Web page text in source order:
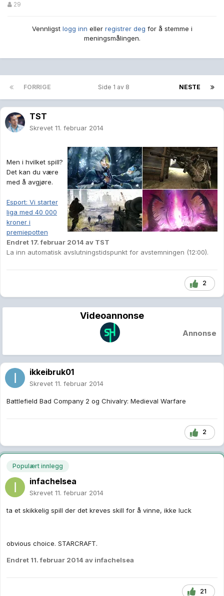
29
Vennligst logg inn eller registrer deg for å stemme i
meningsmålingen.
FORRIGE NESTE
Side 1 av 8
TST
Skrevet 11. februar 2014
Men i hvilket spill?
Det kan du være
med å avgjøre.
Esport: Vi starter
liga med 40 000
kroner i
premiepotten
Endret 17. februar 2014 av TST
La inn automatisk avslutningstidspunkt for avstemningen (12:00).
2
Videoannonse
Annonse
ikkeibruk01
Skrevet 11. februar 2014
Battlefield Bad Company 2 og Chivalry: Medieval Warfare
2
Populært innlegg
infachelsea
Skrevet 11. februar 2014
ta et skikkelig spill der det kreves skill for å vinne, ikke luck
obvious choice. STARCRAFT.
Endret 11. februar 2014 av infachelsea
21